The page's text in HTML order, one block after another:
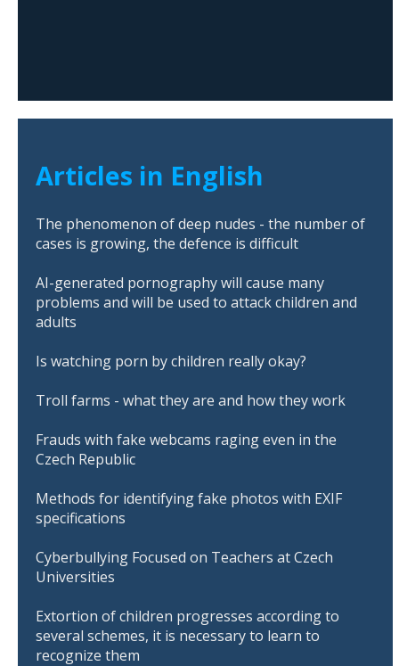
Articles in English
The phenomenon of deep nudes - the number of
cases is growing, the defence is difficult
AI-generated pornography will cause many
problems and will be used to attack children and
adults
Is watching porn by children really okay?
Troll farms - what they are and how they work
Frauds with fake webcams raging even in the
Czech Republic
Methods for identifying fake photos with EXIF
specifications
Cyberbullying Focused on Teachers at Czech
Universities
Extortion of children progresses according to
several schemes, it is necessary to learn to
recognize them